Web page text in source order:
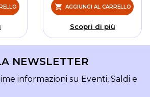
AGGIUNGI AL CARRELLO
Scopri di più
NEWSLETTER
informazioni su Eventi, Saldi e